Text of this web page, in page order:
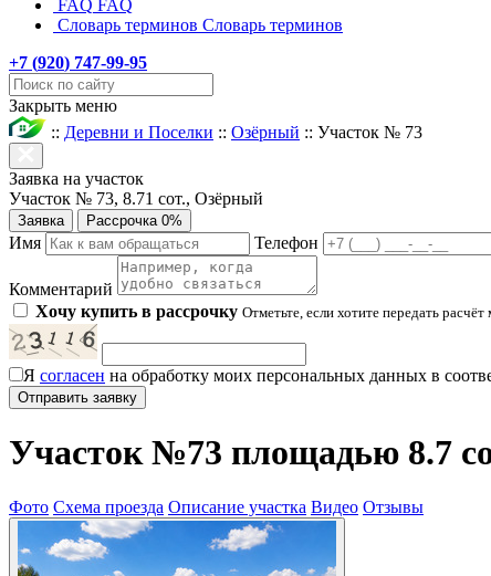
FAQ FAQ
Словарь терминов Словарь терминов
+7 (920) 747-99-95
Закрыть меню
:: Деревни и Поселки :: Озёрный :: Участок № 73
Заявка на участок
Участок № 73, 8.71 сот., Озёрный
Заявка Рассрочка 0%
Имя Телефон
Комментарий
Хочу купить в рассрочку Отметьте, если хотите передать
Я согласен на обработку моих персональных данных в
Участок №73 площадью 8.7
Фото Схема проезда Описание участка Видео Отзывы